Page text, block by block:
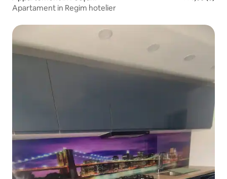
Apartament in Regim hotelier